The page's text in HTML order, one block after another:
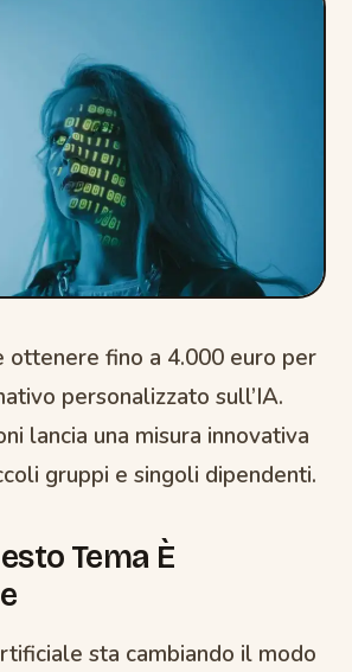
ottenere fino a 4.000 euro per
personalizzato sull’IA.
lancia una misura innovativa
gruppi e singoli dipendenti.
Tema È
sta cambiando il modo